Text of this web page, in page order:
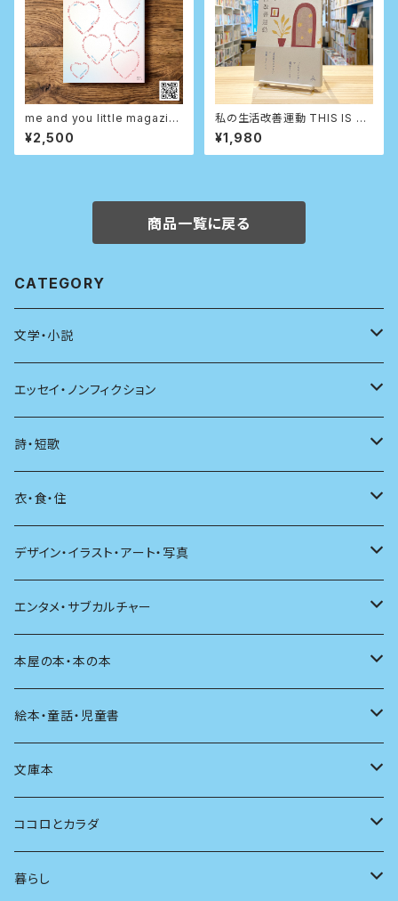
me and you little magazin
e vol.1 特集：愛も生活も、た
よりないから
¥2,500
私の生活改善運動 THIS IS M
Y LIFE
¥1,980
商品一覧に戻る
CATEGORY
文学・小説
日本
海外
日本語
文学理論
評論
文章術
エッセイ・ノンフィクション
エッセイ
日記
ノンフィクション
その他
評論
言葉
言語
批評
アンソロジー
詩・短歌
詩
短歌
その他
衣・食・住
着る
食べる
料理
発酵・麹
住う
その他
デザイン・イラスト・アート・写真
デザイン
イラスト
アート
写真
その他
インテリア
エンタメ・サブカルチャー
映画
音楽
マンガ
テレビ
ラジオ
本屋の本・本の本
本屋さんの本
本の本
読書
絵本・童話・児童書
小さいお子さん向け
自分で読めるようになったら
大人も楽しい絵本
文庫本
男性作家
女性作家
ココロとカラダ
フェミニズム
暮らし